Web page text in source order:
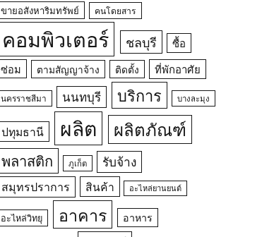
ขายอสังหาริมทรัพย์ คนโดยสาร
คอมพิวเตอร์ ชลบุรี
ซื้อ
ซ่อม
ตามสัญญาจ้าง ติดตั้ง ที่พักอาศัย
นครราชสีมา นนทบุรี บริการ บางละมุง
ปทุมธานี ผลิต ผลิตภัณฑ์
พลาสติก ภูเก็ต รับจ้าง
สมุทรปราการ สินค้า อะไหล่ยานยนต์
อะไหล่วิทยุ อาคาร อาหาร